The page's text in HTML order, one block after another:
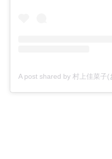
A post shared by 村上佳菜子